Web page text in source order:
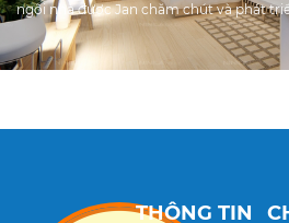
ngôi nhà được Jan chăm chút và phát
THÔNG TIN